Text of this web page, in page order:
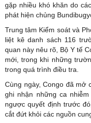
gặp nhiều khó khăn do
phát hiện chủng
Trung tâm Kiểm soát và
liệt kê danh sách 116
quan này nêu rõ, Bộ Y tế
mới, trong khi những
trong quá trình điều tra.
Cùng ngày, Congo đã mở
ghi nhận những ca
ngược quyết định trước
cắt đứt khỏi các nguồn